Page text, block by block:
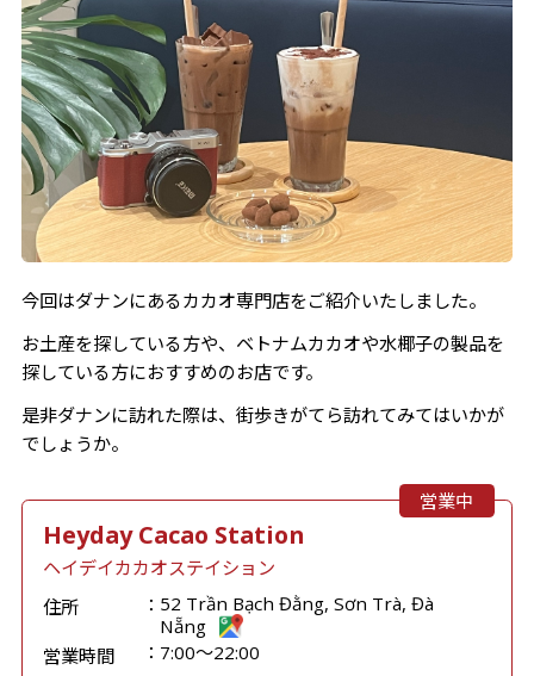
今回はダナンにあるカカオ専門店をご紹介いたしました。
お土産を探している方や、ベトナムカカオや水椰子の製品を
探している方におすすめのお店です。
是非ダナンに訪れた際は、街歩きがてら訪れてみてはいかが
でしょうか。
営業中
Heyday Cacao Station
ヘイデイカカオステイション
住所
52 Trần Bạch Đằng, Sơn Trà, Đà
Nẵng
営業時間
7:00～22:00